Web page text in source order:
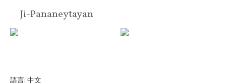
Ji-Pananeytayan
語言: 中文